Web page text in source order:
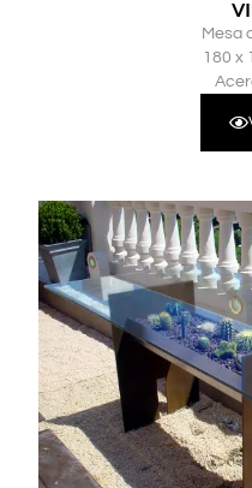
Mesa
180 x